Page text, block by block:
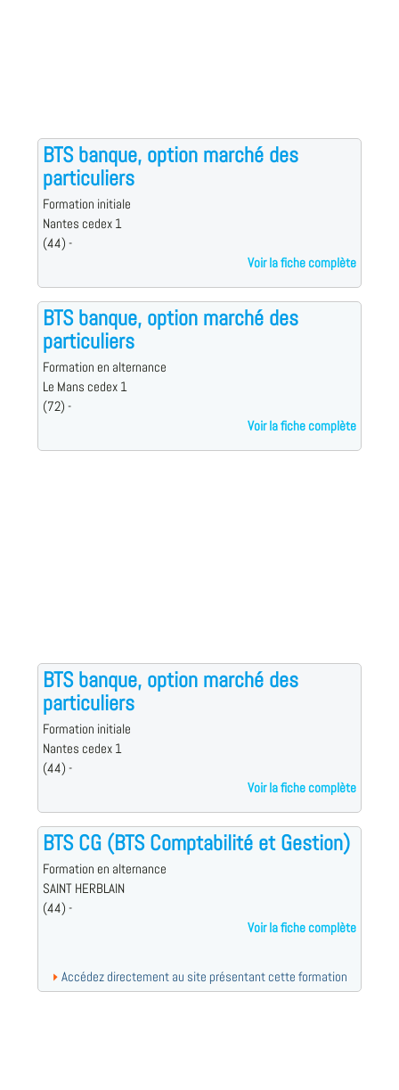
BTS banque, option marché des
particuliers
Formation initiale
Nantes cedex 1
(44) -
Voir la fiche complète
BTS banque, option marché des
particuliers
Formation en alternance
Le Mans cedex 1
(72) -
Voir la fiche complète
BTS banque, option marché des
particuliers
Formation initiale
Nantes cedex 1
(44) -
Voir la fiche complète
BTS CG (BTS Comptabilité et Gestion)
Formation en alternance
SAINT HERBLAIN
(44) -
Voir la fiche complète
Accédez directement au site présentant cette formation